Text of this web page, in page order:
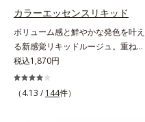
印象の男性に幅広く使っていただけ
る色設計を採用しており、明るめ～
標準的な肌印象の方用の01は、普段
スキンケアをしっかり行っている美
容本格派の男性にもおススメです。
一方で、やや暗め～暗めの肌印象の
方用の02は、昔に比べて顔色がさえ
カラーエッセンスリキッド
ボリューム感と鮮やかな発色を叶え
る新感覚リキッドルージュ。重ねる
ほど、鮮やかにボリューミーに。1
本で美しい仕上がりを叶えるリキッ
ドルージュです。唇の凹凸を均一に
税込1,870円
（4.13 / 144件）